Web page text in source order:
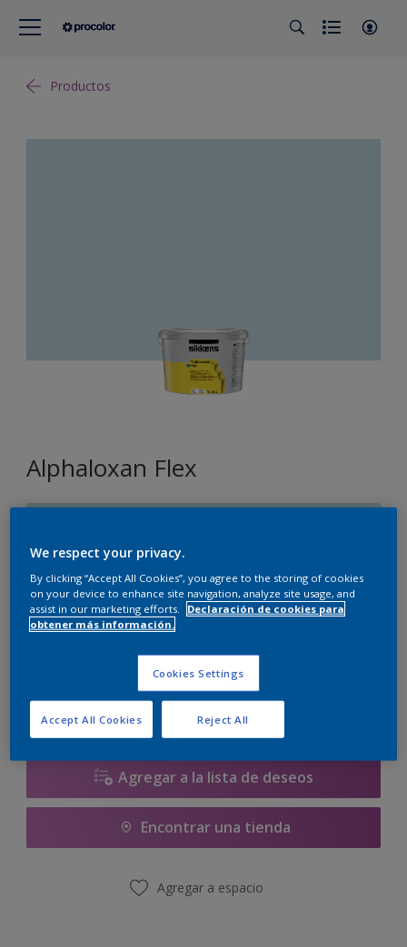
Productos
Alphaloxan Flex
Tamaño
Calculadora de pintura
Calcular
Agregar a la lista de deseos
Encontrar una tienda
Agregar a espacio
We respect your privacy.
By clicking “Accept All Cookies”, you agree to the storing of cookies
on your device to enhance site navigation, analyze site usage, and
assist in our marketing efforts.
Declaración de cookies para
obtener más información.
Cookies Settings
Reject All
Accept All Cookies